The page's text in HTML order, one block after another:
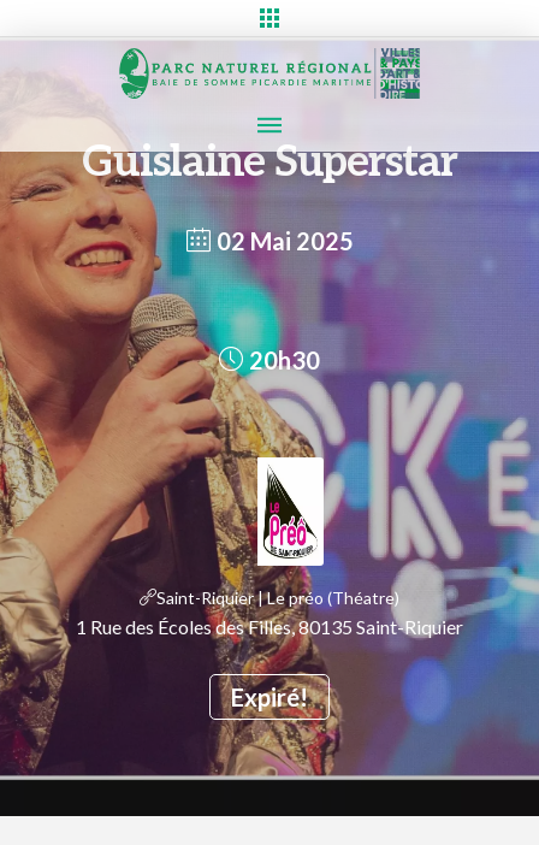
Guislaine Superstar
02 Mai 2025
Expiré!
20h30
Saint-Riquier | Le préo (Théatre)
1 Rue des Écoles des Filles, 80135 Saint-Riquier